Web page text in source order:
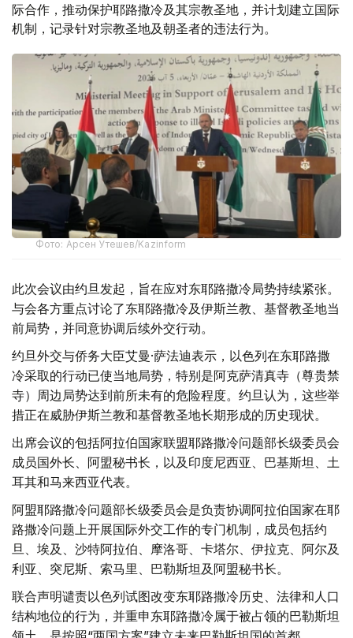
际合作，推动保护耶路撒冷及其宗教圣地，并计划建立国际
机制，记录针对宗教圣地及朝圣者的违法行为。
Фото: Арсен Утешев/Kazinform
此次会议由约旦发起，旨在应对东耶路撒冷局势持续紧张。
与会各方重点讨论了东耶路撒冷及伊斯兰教、基督教圣地当
前局势，并同意协调后续外交行动。
约旦外交与侨务大臣艾曼·萨法迪表示，以色列在东耶路撒
冷采取的行动已使当地局势，特别是阿克萨清真寺（尊贵禁
寺）周边局势达到前所未有的危险程度。约旦认为，这些举
措正在威胁伊斯兰教和基督教圣地长期形成的历史现状。
出席会议的包括阿拉伯国家联盟耶路撒冷问题部长级委员会
成员国外长、阿盟秘书长，以及印度尼西亚、巴基斯坦、土
耳其和马来西亚代表。
阿盟耶路撒冷问题部长级委员会是负责协调阿拉伯国家在耶
路撒冷问题上开展国际外交工作的专门机制，成员包括约
旦、埃及、沙特阿拉伯、摩洛哥、卡塔尔、伊拉克、阿尔及
利亚、突尼斯、索马里、巴勒斯坦及阿盟秘书长。
联合声明谴责以色列试图改变东耶路撒冷历史、法律和人口
结构地位的行为，并重申东耶路撒冷属于被占领的巴勒斯坦